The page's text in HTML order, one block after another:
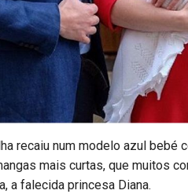
recaiu num modelo azul bebé
mais curtas, que muitos
a falecida princesa Diana.